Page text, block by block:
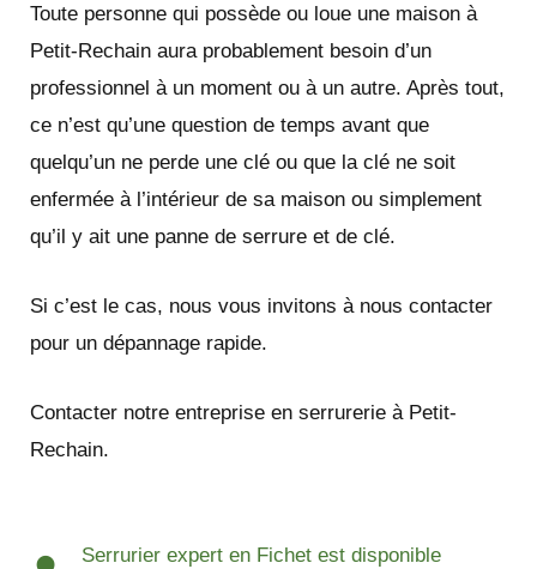
Toute personne qui possède ou loue une maison à
Petit-Rechain aura probablement besoin d’un
professionnel à un moment ou à un autre. Après tout,
ce n’est qu’une question de temps avant que
quelqu’un ne perde une clé ou que la clé ne soit
enfermée à l’intérieur de sa maison ou simplement
qu’il y ait une panne de serrure et de clé.
Si c’est le cas, nous vous invitons à nous contacter
pour un dépannage rapide.
Contacter notre entreprise en serrurerie à Petit-
Rechain.
Serrurier expert en Fichet est disponible